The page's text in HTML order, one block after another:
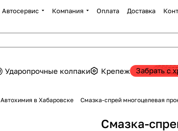
Автосервис Компания Оплата Доставка
Ударопрочные колпаки Крепеж Забрать с
Автохимия в Хабаровске Смазка-спрей многоцелевая
Смазка-